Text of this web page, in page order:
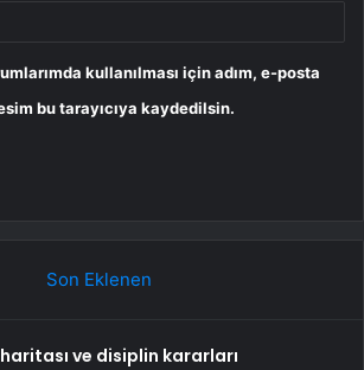
kullanılması için adım, e-posta
bu tarayıcıya kaydedilsin.
Son Eklenen
haritası ve disiplin kararları